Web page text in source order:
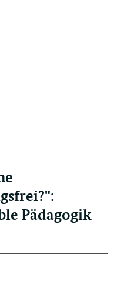
Pädagogik